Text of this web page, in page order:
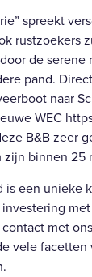
spreekt
rustzoekers
de serene
pand.
naar
WEC
B&B zeer
binnen 25
is een unieke
met
vele facetten